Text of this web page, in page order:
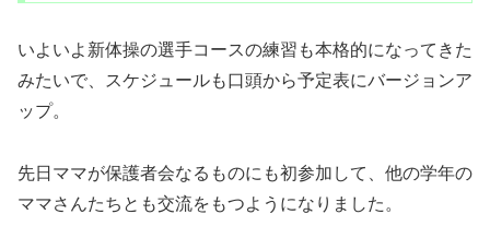
いよいよ新体操の選手コースの練習も本格的になってきた
みたいで、スケジュールも口頭から予定表にバージョンア
ップ。
先日ママが保護者会なるものにも初参加して、他の学年の
ママさんたちとも交流をもつようになりました。